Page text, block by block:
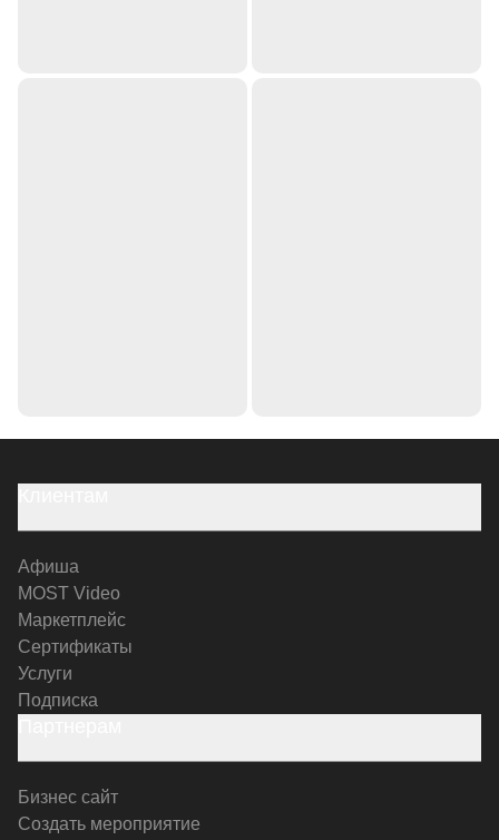
Афиша
MOST Video
Маркетплейс
Сертификаты
Услуги
Подписка
Бизнес сайт
Создать мероприятие